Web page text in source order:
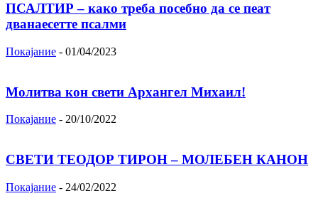
ПСАЛТИР – како треба посебно да се пеат
дванаесетте псалми
Покајание - 01/04/2023
Молитва кон свети Архангел Михаил!
Покајание - 20/10/2022
СВЕТИ ТЕОДОР ТИРОН – МОЛЕБЕН КАНОН
Покајание - 24/02/2022